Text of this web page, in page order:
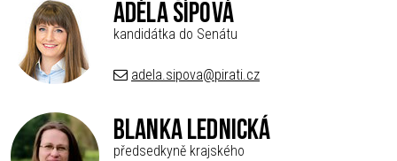
Adéla Šípová
kandidátka do Senátu
adela.sipova@pirati.cz
Blanka Lednická
předsedkyně krajského